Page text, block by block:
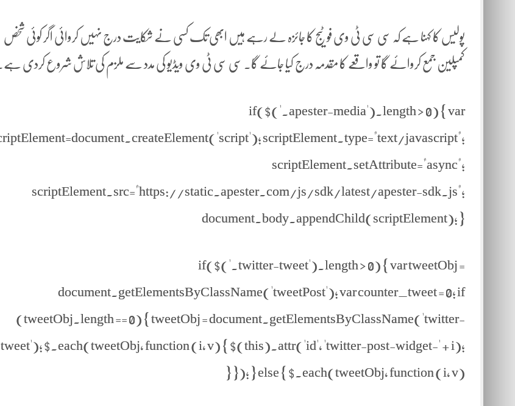
پولیس کا کہنا ہے کہ سی سی ٹی وی فوٹیج کا جائزہ لے رہے ہیں ابھی تک کسی نے شکایت درج نہیں کروائی اگر کوئی شخص
کمپلین جمع کروائے گا تو واقعے کا مقدمہ درج کیا جائے گا۔ سی سی ٹی وی ویڈیو کی مدد سے ملزم کی تلاش شروع کردی ہے۔
if($('.apester-media').length > 0) { var
scriptElement.type="text/javascript";
scriptElement.setAttribute="async";
scriptElement.src="https://static.apester.com/js/sdk/latest/apester-sdk.js";
document.body.appendChild(scriptElement); }
if($('.twitter-tweet').length > 0) { var tweetObj =
document.getElementsByClassName('tweetPost'); var counter_tweet = 0; if
(tweetObj.length == 0) { tweetObj = document.getElementsByClassName('twitter-
tweet'); $.each(tweetObj, function (i, v) { $(this).attr('id', 'twitter-post-widget-' + i);
}); } else { $.each(tweetObj, function (i, v) {